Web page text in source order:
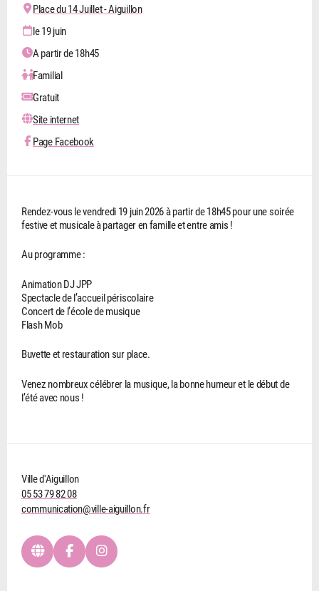
Place du 14 Juillet - Aiguillon
le 19 juin
A partir de 18h45
Familial
Gratuit
Site internet
Page Facebook
Rendez-vous le vendredi 19 juin 2026 à partir de 18h45 pour une soirée
festive et musicale à partager en famille et entre amis !
Au programme :
Animation DJ JPP
Spectacle de l’accueil périscolaire
Concert de l’école de musique
Flash Mob
Buvette et restauration sur place.
Venez nombreux célébrer la musique, la bonne humeur et le début de
l’été avec nous !
Ville d'Aiguillon
05 53 79 82 08
communication@ville-aiguillon.fr